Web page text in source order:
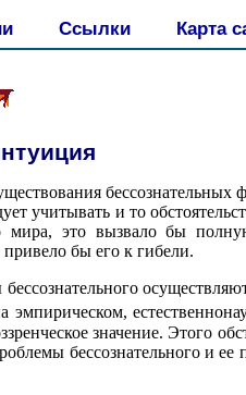
Ссылки Карта
бессознательных
учитывать и то
это вызвало бы
бы его к гибели.
эмпирическом,
значение. Этого
бессознательного и